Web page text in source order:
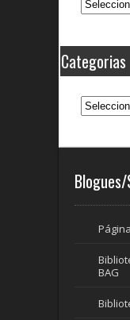
Categorias
Categorias
BAG